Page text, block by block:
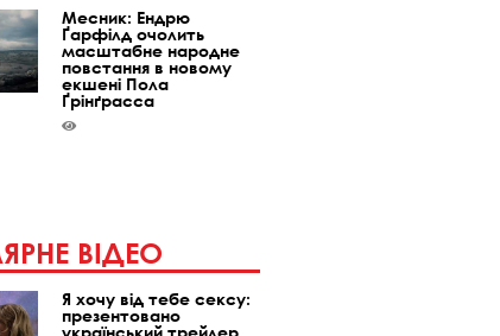
Месник: Ендрю
Ґарфілд очолить
масштабне народне
повстання в новому
екшені Пола
Ґрінґрасса
ВІДЕО
Я хочу від тебе сексу:
презентовано
український трейлер